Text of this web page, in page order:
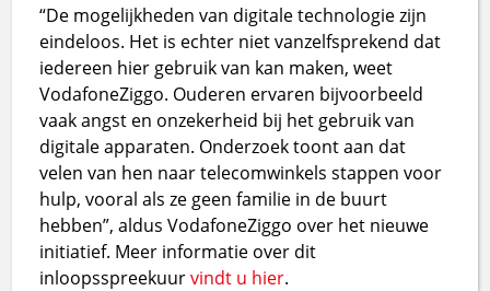
“De mogelijkheden van digitale technologie zijn
eindeloos. Het is echter niet vanzelfsprekend dat
iedereen hier gebruik van kan maken, weet
VodafoneZiggo. Ouderen ervaren bijvoorbeeld
vaak angst en onzekerheid bij het gebruik van
digitale apparaten. Onderzoek toont aan dat
velen van hen naar telecomwinkels stappen voor
hulp, vooral als ze geen familie in de buurt
hebben”, aldus VodafoneZiggo over het nieuwe
initiatief. Meer informatie over dit
inloopsspreekuurvindt u hier.